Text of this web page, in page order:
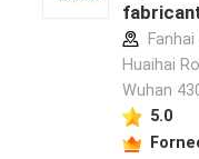
Huaihai
Wuhan
5.0